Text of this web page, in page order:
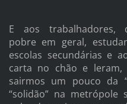
E aos trabalhadores,
pobre em geral,
escolas secundárias e
carta no chão e
sairmos um pouco da
“solidão” na metrópole